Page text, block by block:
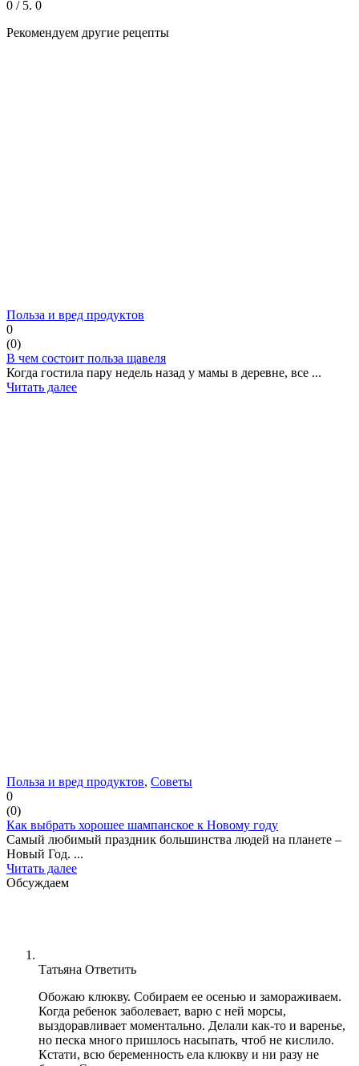
0 / 5. 0
Рекомендуем другие рецепты
Польза и вред продуктов
0
(0)
В чем состоит польза щавеля
Когда гостила пару недель назад у мамы в деревне, все ...
Читать далее
Польза и вред продуктов, Советы
0
(0)
Как выбрать хорошее шампанское к Новому году
Самый любимый праздник большинства людей на планете –
Новый Год. ...
Читать далее
Обсуждаем
Татьяна Ответить
Обожаю клюкву. Собираем ее осенью и замораживаем.
Когда ребенок заболевает, варю с ней морсы,
выздоравливает моментально. Делали как-то и варенье,
но песка много пришлось насыпать, чтоб не кислило.
Кстати, всю беременность ела клюкву и ни разу не